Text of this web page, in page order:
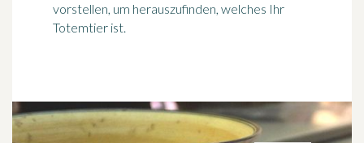
vorstellen, um herauszufinden, welches Ihr
Totemtier ist.